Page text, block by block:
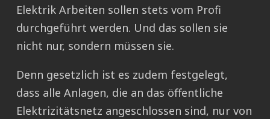
Elektrik Arbeiten sollen stets vom Profi
durchgeführt werden. Und das sollen sie
nicht nur, sondern müssen sie.
Denn gesetzlich ist es zudem festgelegt,
dass alle Anlagen, die an das öffentliche
Elektrizitätsnetz angeschlossen sind, nur von